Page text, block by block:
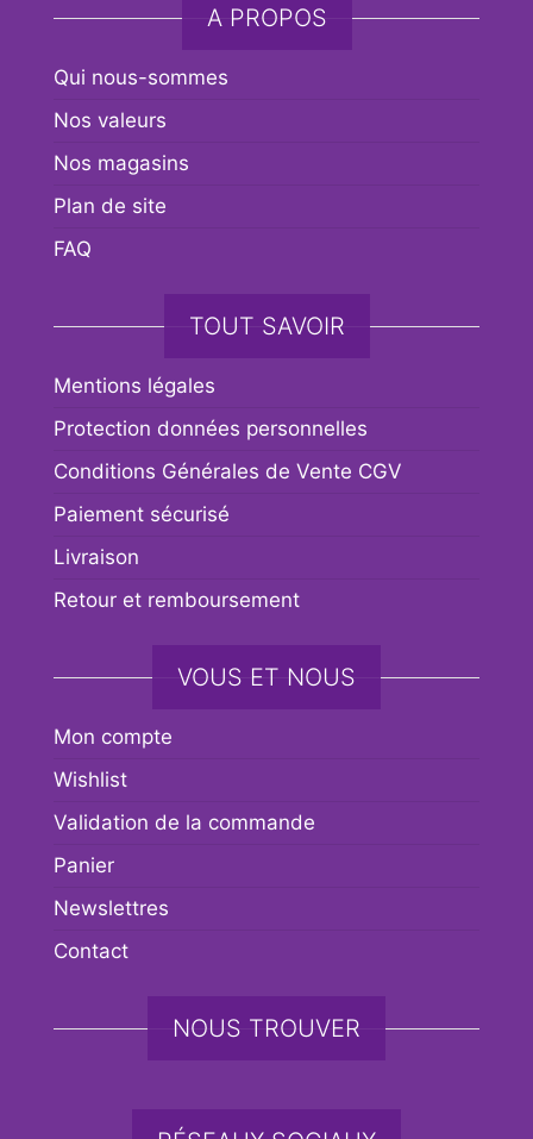
A PROPOS
Qui nous-sommes
Nos valeurs
Nos magasins
Plan de site
FAQ
TOUT SAVOIR
Mentions légales
Protection données personnelles
Conditions Générales de Vente CGV
Paiement sécurisé
Livraison
Retour et remboursement
VOUS ET NOUS
Mon compte
Wishlist
Validation de la commande
Panier
Newslettres
Contact
NOUS TROUVER